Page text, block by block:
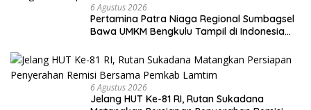
6 Agustus 2026
Pertamina Patra Niaga Regional Sumbagsel
Bawa UMKM Bengkulu Tampil di Indonesia
6 Agustus 2026
Jelang HUT Ke-81 RI, Rutan Sukadana